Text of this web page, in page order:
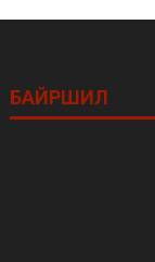
БАЙРШИЛ